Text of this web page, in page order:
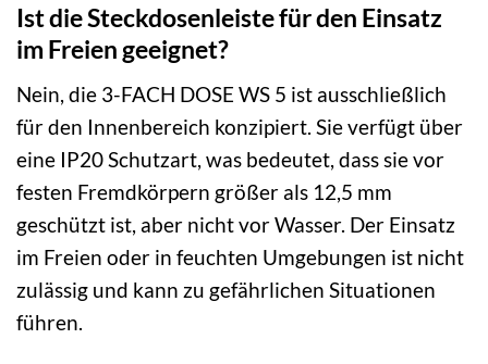
Ist die Steckdosenleiste für den Einsatz
im Freien geeignet?
Nein, die 3-FACH DOSE WS 5 ist ausschließlich
für den Innenbereich konzipiert. Sie verfügt über
eine IP20 Schutzart, was bedeutet, dass sie vor
festen Fremdkörpern größer als 12,5 mm
geschützt ist, aber nicht vor Wasser. Der Einsatz
im Freien oder in feuchten Umgebungen ist nicht
zulässig und kann zu gefährlichen Situationen
führen.